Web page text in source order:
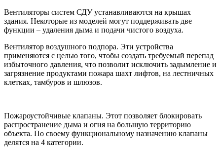
Вентиляторы систем СДУ устанавливаются на крышах
здания. Некоторые из моделей могут поддерживать две
функции – удаления дыма и подачи чистого воздуха.
Вентилятор воздушного подпора. Эти устройства
применяются с целью того, чтобы создать требуемый перепад
избыточного давления, что позволит исключить задымление и
загрязнение продуктами пожара шахт лифтов, на лестничных
клетках, тамбуров и шлюзов.
Пожароустойчивые клапаны. Этот позволяет блокировать
распространение дыма и огня на большую территорию
объекта. По своему функциональному назначению клапаны
делятся на 4 категории.